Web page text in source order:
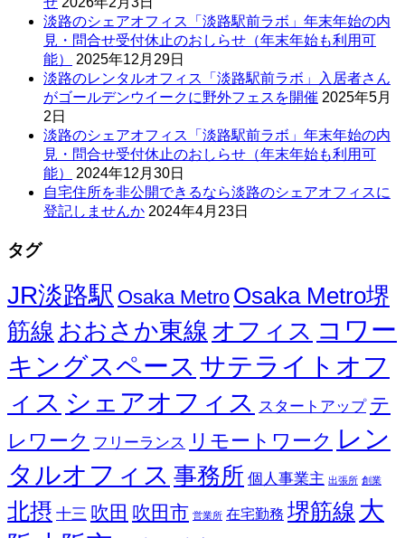
淡路のシェアオフィス「淡路駅前ラボ」年末年始の内
見・問合せ受付休止のおしらせ（年末年始も利用可
能）
2025年12月29日
淡路のレンタルオフィス「淡路駅前ラボ」入居者さん
がゴールデンウイークに野外フェスを開催 2025年5月
2日
淡路のシェアオフィス「淡路駅前ラボ」年末年始の内
見・問合せ受付休止のおしらせ（年末年始も利用可
能）
2024年12月30日
自宅住所を非公開できるなら淡路のシェアオフィスに
登記しませんか 2024年4月23日
タグ
JR淡路駅 Osaka Metro Osaka Metro堺
筋線 おおさか東線 オフィス コワー
キングスペース サテライトオフ
ィス シェアオフィス スタートアップ テ
レワーク フリーランス リモートワーク レン
タルオフィス 事務所 個人事業主 出張所 創業
北摂 十三 吹田 吹田市 営業所 在宅勤務 堺筋線 大